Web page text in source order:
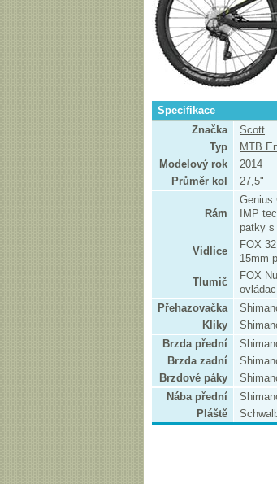
Specifikace
Značka
Scott
Typ
MTB
Modelový rok
2014
Průměr kol
27,5"
Rám
Genius
IMP
patky s
Vidlice
FOX
15mm
Tlumič
FOX
Přehazovačka
Kliky
Brzda přední
Brzda zadní
Brzdové páky
Nába přední
Pláště